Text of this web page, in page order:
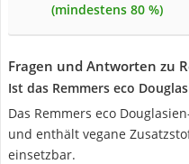
(mindestens 80 %)
Fragen und Antworten zu
Ist das Remmers eco
Das Remmers eco
und enthält vegane
einsetzbar.